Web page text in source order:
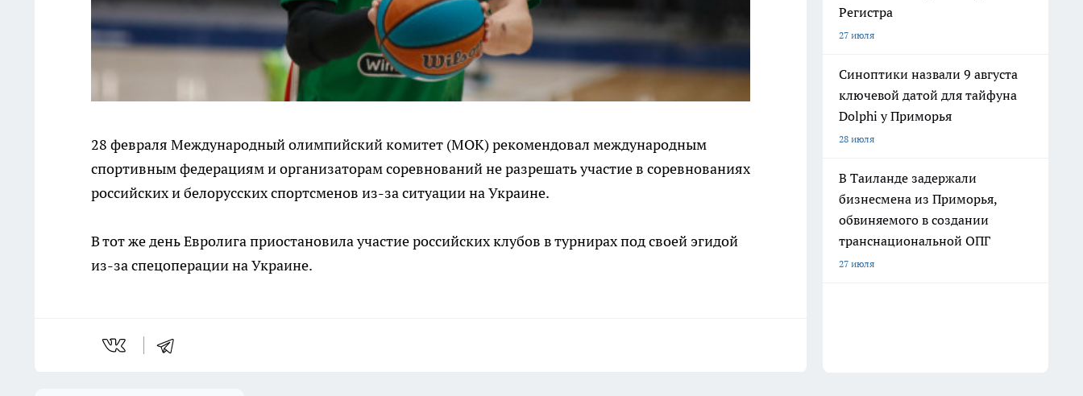
28 февраля Международный олимпийский комитет (МОК) рекомендовал международным
спортивным федерациям и организаторам соревнований не разрешать участие в соревнованиях
российских и белорусских спортсменов из-за ситуации на Украине.
В тот же день Евролига приостановила участие российских клубов в турнирах под своей эгидой
из-за спецоперации на Украине.
Регистра
27 июля
Синоптики назвали 9 августа
ключевой датой для тайфуна
Dolphi у Приморья
28 июля
В Таиланде задержали
бизнесмена из Приморья,
обвиняемого в создании
транснациональной ОПГ
27 июля